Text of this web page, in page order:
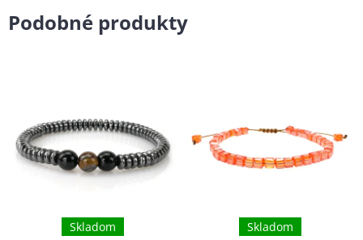
Podobné produkty
Skladom Skladom